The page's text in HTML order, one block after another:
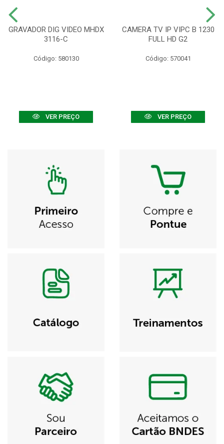
GRAVADOR DIG VIDEO MHDX
3116-C
Código: 580130
VER PREÇO
CAMERA TV IP VIPC B 1230
FULL HD G2
Código: 570041
VER PREÇO